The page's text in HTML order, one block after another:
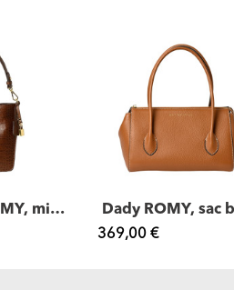
Kentucky ROMY, mini sac porté épaule cuir...
369,00 €